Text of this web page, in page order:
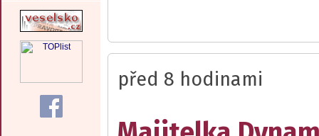
před 8 hodinami